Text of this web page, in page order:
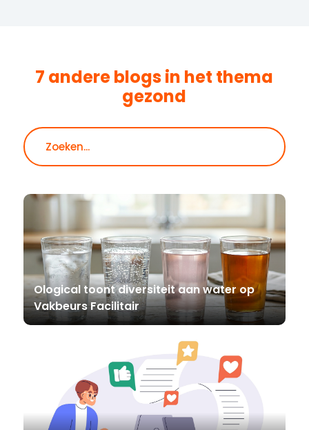
7 andere blogs in het thema
gezond
Ological toont diversiteit aan water op
Vakbeurs Facilitair